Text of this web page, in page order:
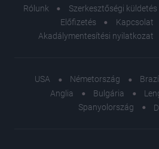
Rólunk
Szerkesztőségi küldetés
Előfizetés
Kapcsolat
Akadálymentesítési nyilatkozat
USA Németország
Anglia
Bulgária
Spanyolország